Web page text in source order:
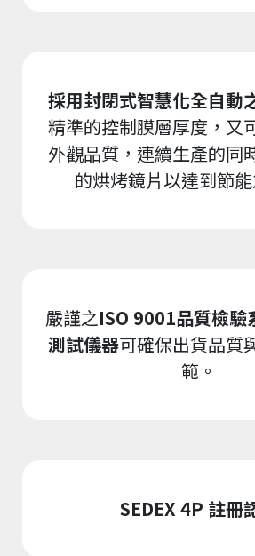
採用封閉式智慧化全自動
精準的控制膜層厚度，又
外觀品質，連續生產的同
的烘烤鏡片以達到節能
嚴謹之ISO 9001品質檢驗
測試儀器可確保出貨品質
範。
SEDEX 4P 註冊